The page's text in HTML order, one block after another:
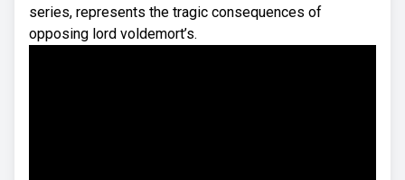
series, represents the tragic consequences of
opposing lord voldemort’s.